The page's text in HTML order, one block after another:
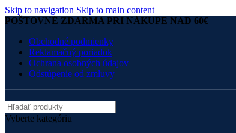
Skip to navigation Skip to main content
POŠTOVNÉ ZDARMA PRI NÁKUPE NAD 60€
Obchodné podmienky
Reklamačný poriadok
Ochrana osobných údajov
Odstúpenie od zmluvy
Vyberte kategóriu